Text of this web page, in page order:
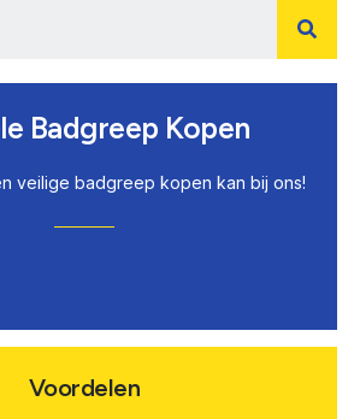
Badgreep Kopen
veilige badgreep kopen kan bij ons!
Voordelen